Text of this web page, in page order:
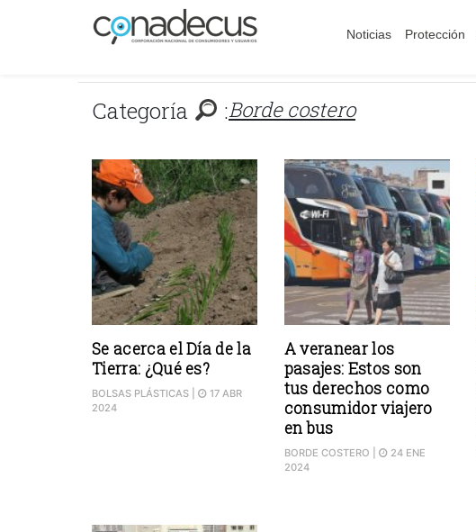
Noticias Protección
Categoría :Borde costero
Se acerca el Día de la
Tierra: ¿Qué es?
BOLSAS PLÁSTICAS
17 ABR
2024
A veranear los
pasajes: Estos son
tus derechos como
consumidor viajero
en bus
BORDE COSTERO
24 ENE
2024